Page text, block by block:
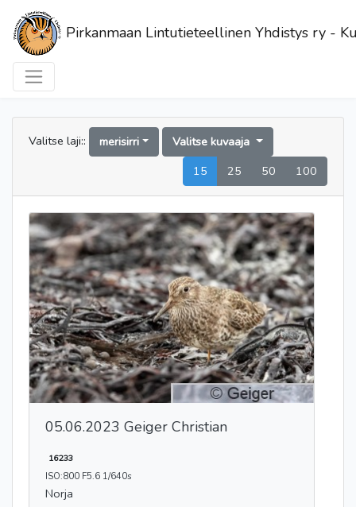
Pirkanmaan Lintutieteellinen Yhdistys ry -
Valitse laji:: merisirri
Valitse kuvaaja
15
25 50 100
05.06.2023 Geiger Christian
16233
ISO:800 F5.6 1/640s
Norja